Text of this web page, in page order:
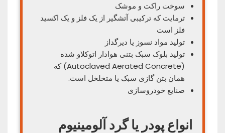
سوخت راکت و موشک
ترمایت که ترکیبی آتشگیر از یک فلز و یک اکسید
فلز است
تولید مواد نسوز یا دیرگداز
تولید بلوک سبک بتنی هوادار اتوکلاو شده
(Autoclaved Aerated Concrete) که
همان بتن گازی سبک یا متخلخل است.
صنایع خودروسازی
انواع پودر یا گرد آلومینیوم